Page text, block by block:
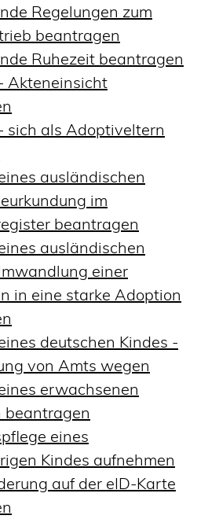
Regelungen zum
beantragen
Ruhezeit beantragen
Akteneinsicht
sich als Adoptiveltern
ausländischen
im
beantragen
ausländischen
einer
in eine starke Adoption
deutschen Kindes -
von Amts wegen
erwachsenen
beantragen
eines
Kindes aufnehmen
auf der eID-Karte